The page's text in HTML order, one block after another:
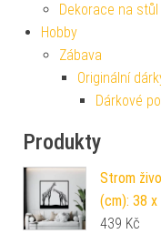
Dekorace na stůl
Hobby
Zábava
Originální
Dárkové
Produkty
Strom
(cm): 38 x
439 Kč